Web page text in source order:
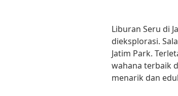
Liburan Seru di
dieksplorasi.
Jatim Park.
wahana terbaik
menarik dan